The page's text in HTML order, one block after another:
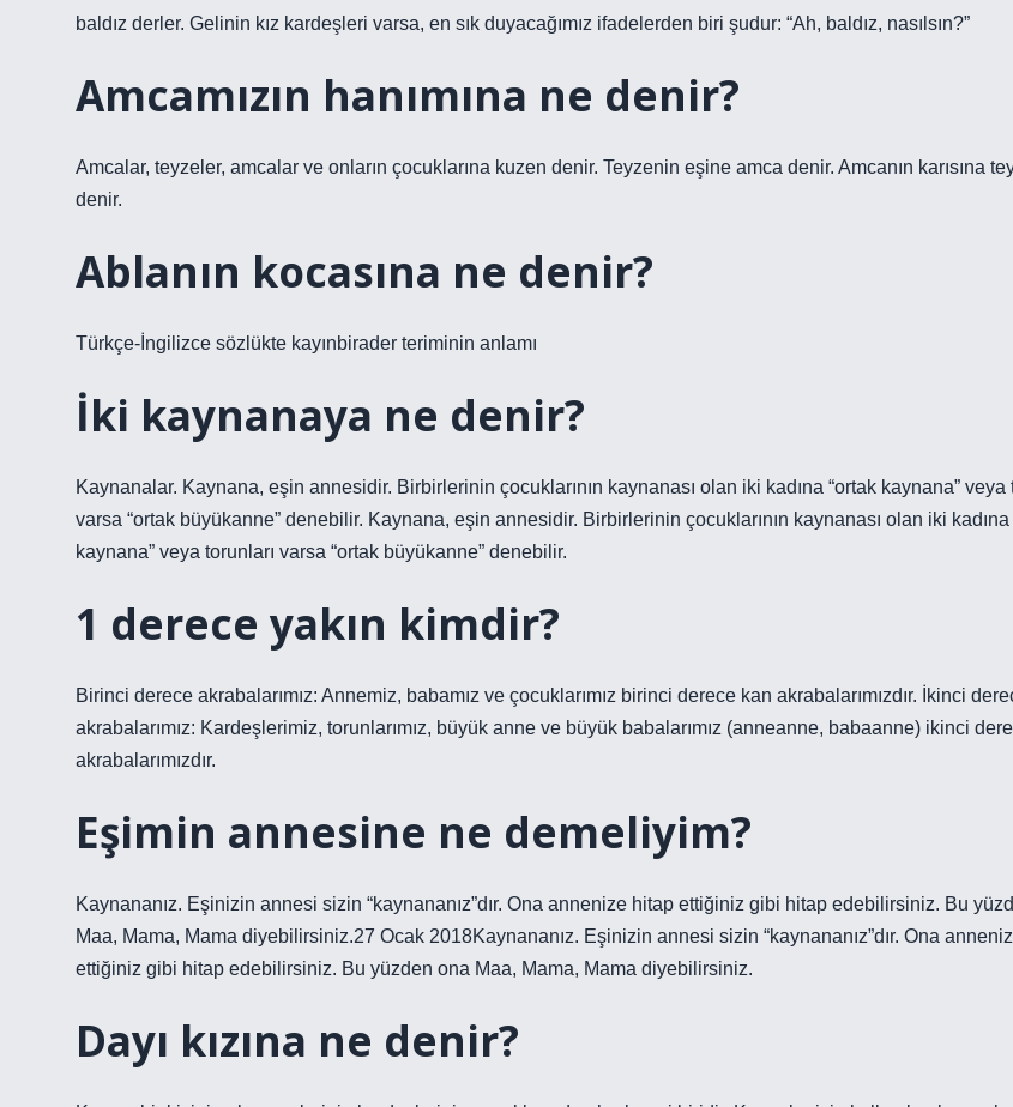
baldız derler. Gelinin kız kardeşleri varsa, en sık duyacağımız ifadelerden biri şudur: “Ah, baldız, nasılsın?”
Amcamızın hanımına ne denir?
Amcalar, teyzeler, amcalar ve onların çocuklarına kuzen denir. Teyzenin eşine amca denir. Amcanın karısına
denir.
Ablanın kocasına ne denir?
Türkçe-İngilizce sözlükte kayınbirader teriminin anlamı
İki kaynanaya ne denir?
Kaynanalar. Kaynana, eşin annesidir. Birbirlerinin çocuklarının kaynanası olan iki kadına “ortak kaynana” veya
varsa “ortak büyükanne” denebilir. Kaynana, eşin annesidir. Birbirlerinin çocuklarının kaynanası olan iki kadına
kaynana” veya torunları varsa “ortak büyükanne” denebilir.
1 derece yakın kimdir?
Birinci derece akrabalarımız: Annemiz, babamız ve çocuklarımız birinci derece kan akrabalarımızdır. İkinci
akrabalarımız: Kardeşlerimiz, torunlarımız, büyük anne ve büyük babalarımız (anneanne, babaanne) ikinci
akrabalarımızdır.
Eşimin annesine ne demeliyim?
Kaynananız. Eşinizin annesi sizin “kaynananız”dır. Ona annenize hitap ettiğiniz gibi hitap edebilirsiniz. Bu
Maa, Mama, Mama diyebilirsiniz.27 Ocak 2018Kaynananız. Eşinizin annesi sizin “kaynananız”dır. Ona
ettiğiniz gibi hitap edebilirsiniz. Bu yüzden ona Maa, Mama, Mama diyebilirsiniz.
Dayı kızına ne denir?